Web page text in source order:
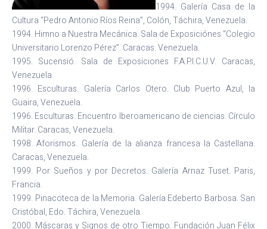
1994. Galería Casa de la
Cultura “Pedro Antonio Ríos Reina”, Colón, Táchira, Venezuela.
1994. Himno a Nuestra Mecánica. Sala de Exposiciónes “Colegio
Universitario Lorenzo Pérez”. Caracas. Venezuela.
1995. Sucensió. Sala de Exposiciones F.A.P.I.C.U.V. Caracas,
Venezuela.
1996. Esculturas. Galería Carlos Otero. Club Puerto Azul, la
Guaira, Venezuela.
1996. Esculturas. Encuentro Iberoamericano de ciencias. Círculo
Militar. Caracas, Venezuela.
1998. Aforismos. Galería de la alianza francesa la Castellana.
Caracas, Venezuela.
1999. Por Sueños y por Decretos. Galería Arnaz Tuset. Paris,
Francia.
1999. Pinacoteca de la Memoria. Galería Edeberto Barbosa. San
Cristóbal, Edo. Táchira, Venezuela.
2000. Máscaras y Signos de otro Tiempo. Fundación Juan Félix